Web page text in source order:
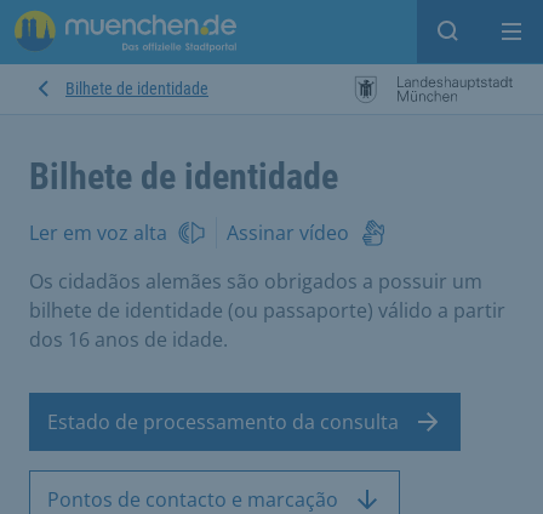
Open
Bilhete de identidade
Bilhete de identidade
Ler em voz alta
Assinar vídeo
Os cidadãos alemães são obrigados a possuir um
bilhete de identidade (ou passaporte) válido a partir
dos 16 anos de idade.
Estado de processamento da consulta
Pontos de contacto e marcação